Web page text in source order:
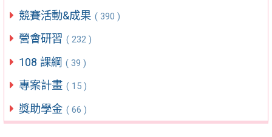
競賽活動&成果 ( 390 )
營會研習 ( 232 )
108 課綱 ( 39 )
專案計畫 ( 15 )
獎助學金 ( 66 )